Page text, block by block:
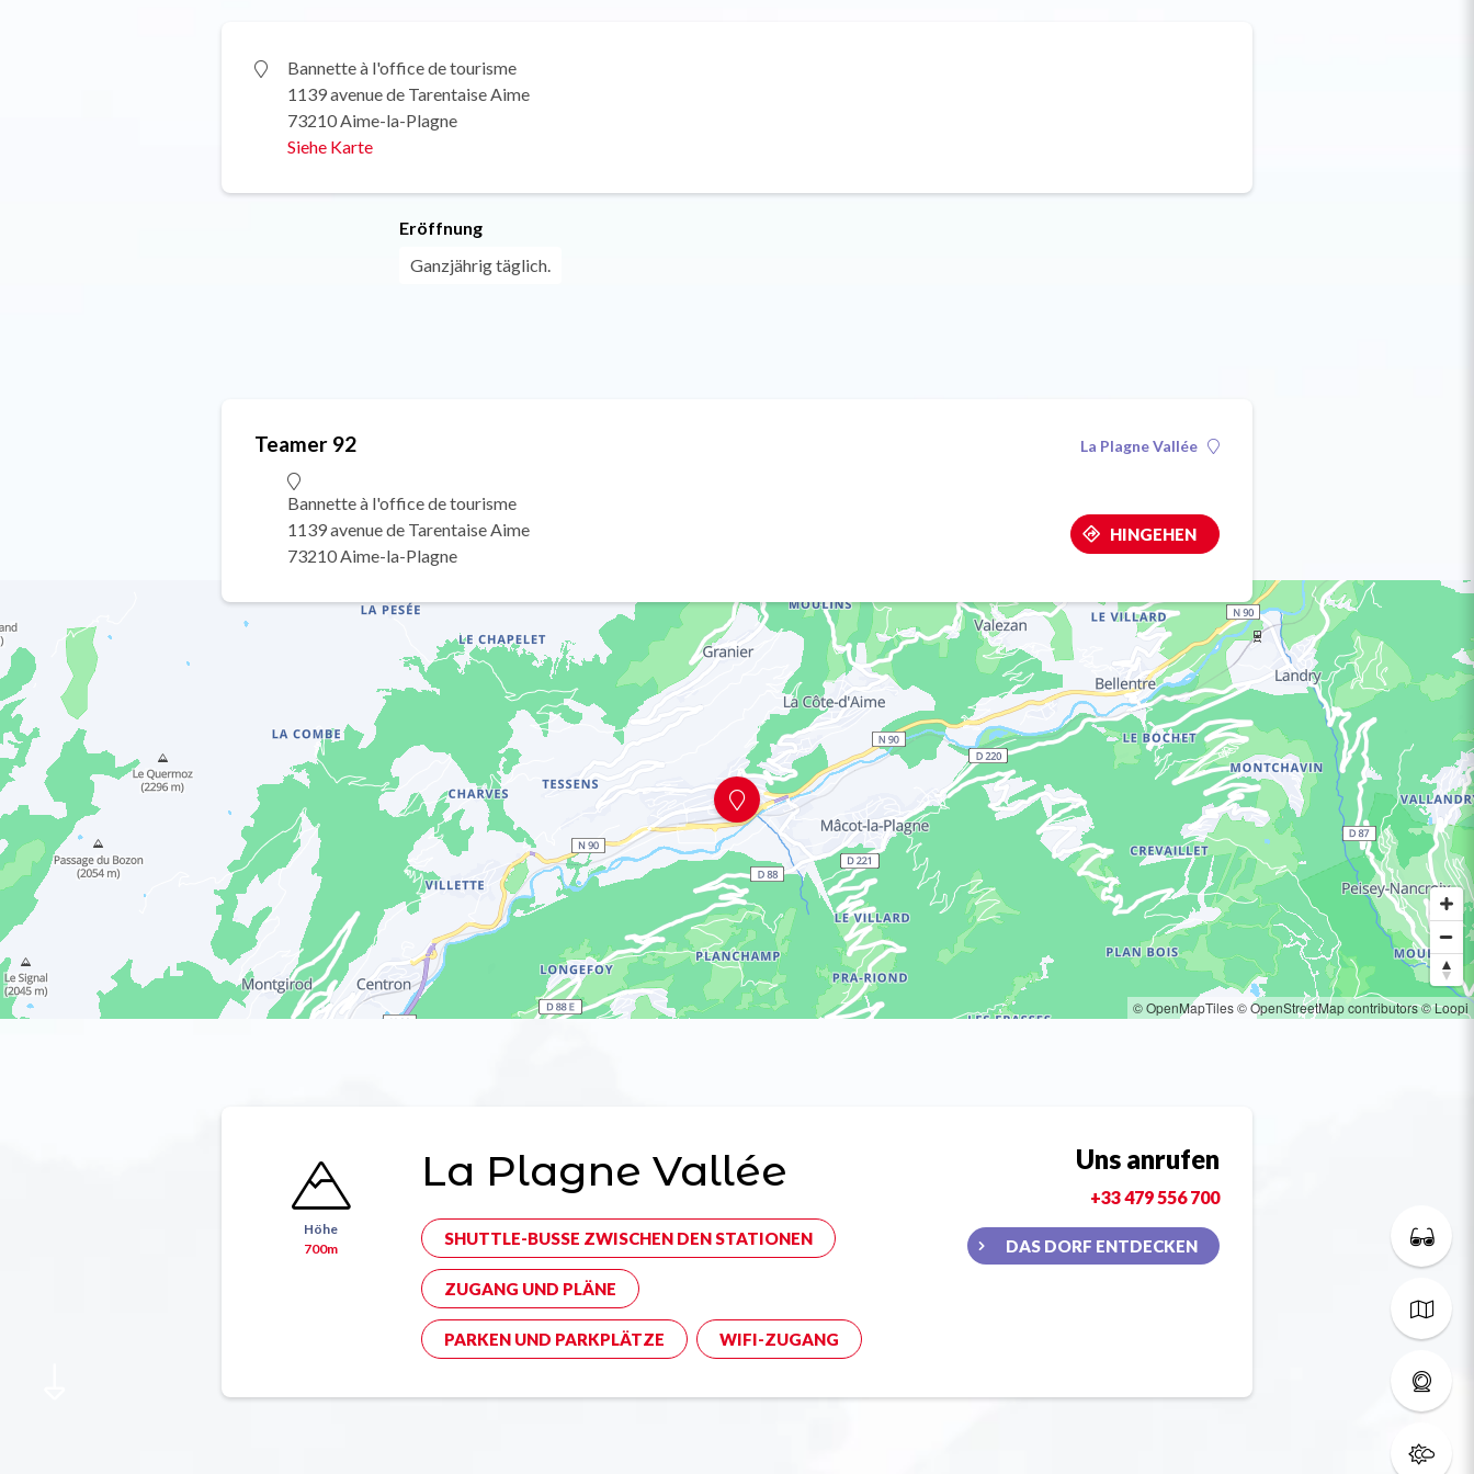
Bannette à l'office de tourisme
1139 avenue de Tarentaise Aime
73210 Aime-la-Plagne
Siehe Karte
Eröffnung
Ganzjährig täglich.
Teamer 92
Bannette à l'office de tourisme
1139 avenue de Tarentaise Aime
73210 Aime-la-Plagne
La Plagne Vallée
HINGEHEN
© OpenMapTiles© OpenStreetMap contributors© Loopi
Höhe
700m
La Plagne Vallée
SHUTTLE-BUSSE ZWISCHEN DEN STATIONEN
ZUGANG UND PLÄNE
PARKEN UND PARKPLÄTZE WIFI-ZUGANG
Uns anrufen
+33 479 556 700
DAS DORF ENTDECKEN